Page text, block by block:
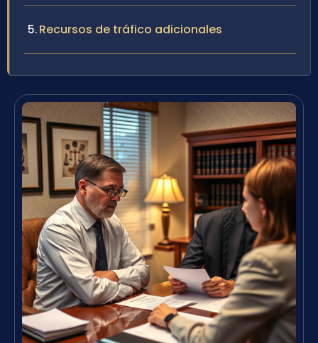
Recursos de tráfico adicionales